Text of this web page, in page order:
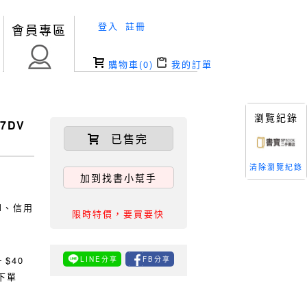
會員專區 登入 註冊
購物車(0) 我的訂單
信用
$40
單
已售完
加到找書小幫手
限時特價，要買要快
LINE分享 FB分享
瀏覽紀錄
清除瀏覽紀錄